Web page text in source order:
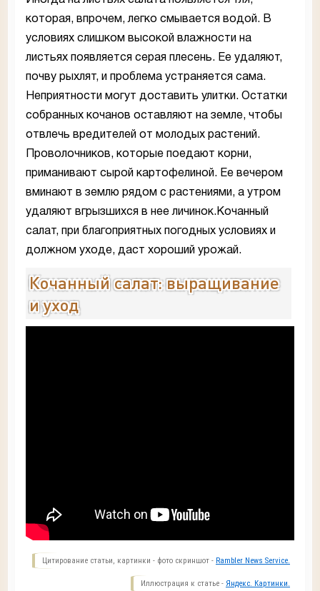
которая, впрочем, легко смывается водой. В
условиях слишком высокой влажности на
листьях появляется серая плесень. Ее удаляют,
почву рыхлят, и проблема устраняется сама.
Неприятности могут доставить улитки. Остатки
собранных кочанов оставляют на земле, чтобы
отвлечь вредителей от молодых растений.
Проволочников, которые поедают корни,
приманивают сырой картофелиной. Ее вечером
вминают в землю рядом с растениями, а утром
удаляют вгрызшихся в нее личинок.Кочанный
салат, при благоприятных погодных условиях и
должном уходе, даст хороший урожай.
Кочанный салат: выращивание
и уход
Цитирование статьи, картинки - фото скриншот - Rambler News Service.
Иллюстрация к статье - Яндекс. Картинки.